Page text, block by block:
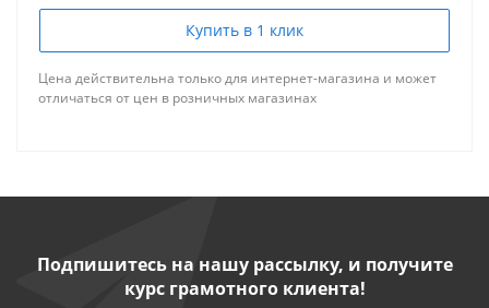
Купить в 1 клик
Цена действительна только для интернет-магазина и может
отличаться от цен в розничных магазинах
Подпишитесь на нашу рассылку, и получите
курс грамотного клиента!